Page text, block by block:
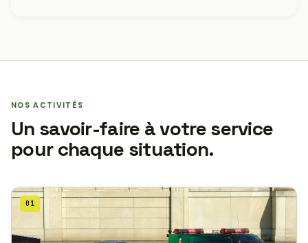
NOS ACTIVITÉS
Un savoir-faire à votre service
pour chaque situation.
01